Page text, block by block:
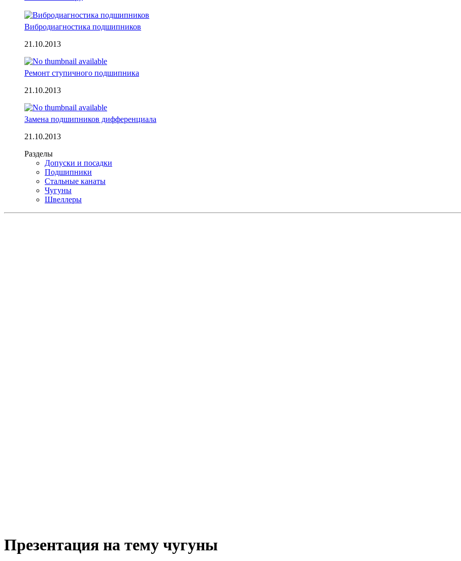
Вибродиагностика подшипников
21.10.2013
Ремонт ступичного подшипника
21.10.2013
Замена подшипников дифференциала
21.10.2013
Разделы
Допуски и посадки
Подшипники
Стальные канаты
Чугуны
Швеллеры
Презентация на тему чугуны